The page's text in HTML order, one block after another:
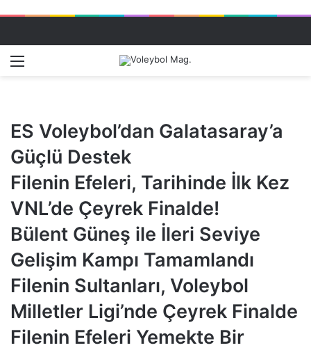
ES Voleybol’dan Galatasaray’a
Güçlü Destek
Filenin Efeleri, Tarihinde İlk Kez
VNL’de Çeyrek Finalde!
Bülent Güneş ile İleri Seviye
Gelişim Kampı Tamamlandı
Filenin Sultanları, Voleybol
Milletler Ligi’nde Çeyrek Finalde
Filenin Efeleri Yemekte Bir